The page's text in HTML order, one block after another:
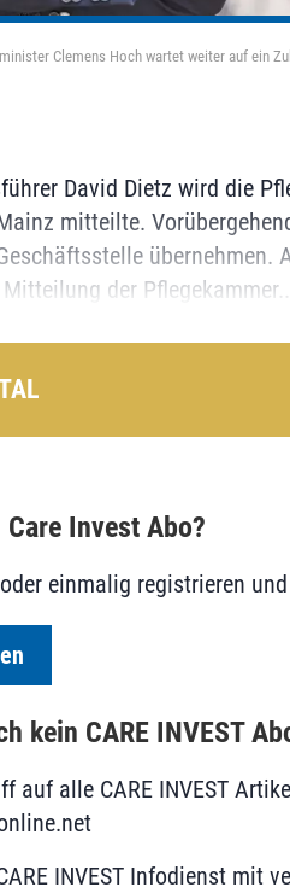
Clemens Hoch wartet weiter auf ein
David Dietz wird die
mitteilte.
übernehmen.
der Pflegekammer...
Invest Abo?
einmalig registrieren
kein CARE INVEST
auf alle CARE INVEST
INVEST Infodienst mit